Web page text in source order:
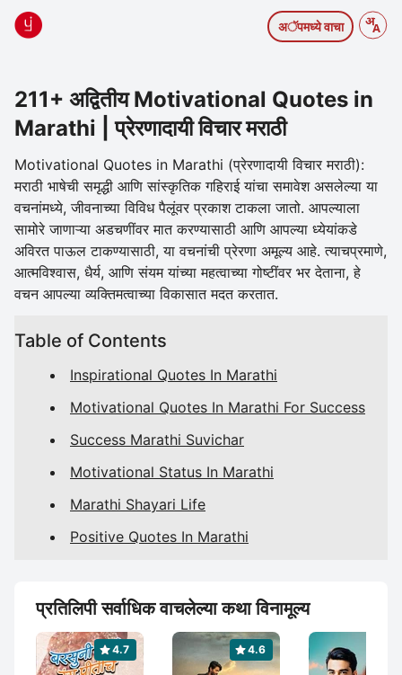
अॅपमध्ये वाचा
211+ अद्वितीय Motivational Quotes in
Marathi | प्रेरणादायी विचार मराठी
Motivational Quotes in Marathi (प्रेरणादायी विचार मराठी):
मराठी भाषेची समृद्धी आणि सांस्कृतिक गहिराई यांचा समावेश असलेल्या या
वचनांमध्ये, जीवनाच्या विविध पैलूंवर प्रकाश टाकला जातो. आपल्याला
सामोरे जाणाऱ्या अडचणींवर मात करण्यासाठी आणि आपल्या ध्येयांकडे
अविरत पाऊल टाकण्यासाठी, या वचनांची प्रेरणा अमूल्य आहे. त्याचप्रमाणे,
आत्मविश्वास, धैर्य, आणि संयम यांच्या महत्वाच्या गोष्टींवर भर देताना, हे
वचन आपल्या व्यक्तिमत्वाच्या विकासात मदत करतात.
Table of Contents
Inspirational Quotes In Marathi
Motivational Quotes In Marathi For Success
Success Marathi Suvichar
Motivational Status In Marathi
Marathi Shayari Life
Positive Quotes In Marathi
प्रतिलिपी सर्वाधिक वाचलेल्या कथा विनामूल्य
4.7 4.6